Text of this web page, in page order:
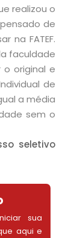
realizou o
de
na FATEF.
faculdade
original e
de
a média
sem o
seletivo
sua
aqui e